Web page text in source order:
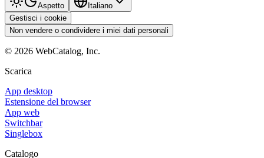
Aspetto
Italiano
Gestisci i cookie
Non vendere o condividere i miei dati personali
© 2026 WebCatalog, Inc.
Scarica
App desktop
Estensione del browser
App web
Switchbar
Singlebox
Catalogo